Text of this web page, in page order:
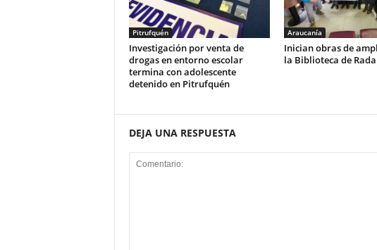
Pitrufquén
Investigación por venta de
drogas en entorno escolar
termina con adolescente
detenido en Pitrufquén
Araucanía
Inician obras de
la Biblioteca de
DEJA UNA RESPUESTA